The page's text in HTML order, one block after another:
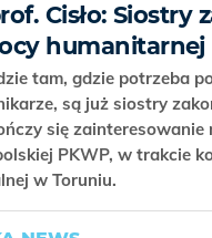
Cisło:
humanitarnej
tam, gdzie potrzeba
są już siostry
się zainteresowanie
PKWP, w trakcie
w Toruniu.